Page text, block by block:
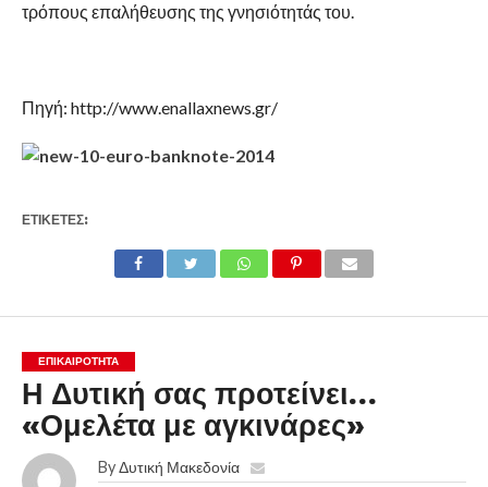
τρόπους επαλήθευσης της γνησιότητάς του.
Πηγή: http://www.enallaxnews.gr/
ΕΤΙΚΕΤΕΣ:
ΕΠΙΚΑΙΡΟΤΗΤΑ
Η Δυτική σας προτείνει…
«Ομελέτα με αγκινάρες»
By Δυτική Μακεδονία